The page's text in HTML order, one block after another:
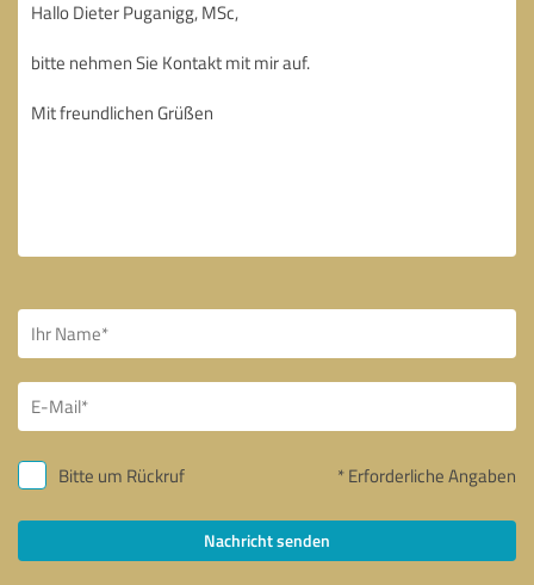
Bitte um Rückruf * Erforderliche Angaben
Nachricht senden